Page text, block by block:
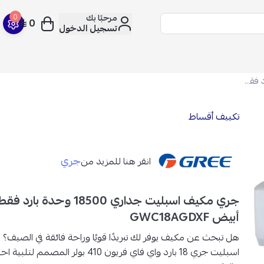
مرحبًا بك
تسجيل الدخول
0 0
جري مكيف اسبليت جداري 18500 وحدة بارد فقط واي فاي أبيض GWC18AGDXF
تكييف أقساط
انقر هنا للمزيد منجري
جري مكيف اسبليت جداري 18500
أبيض GWC18AGDXF
هل تبحث عن مكيف يوفر لك تبريدًا قويًا وراحة فائقة في الصيف؟
اسبليت جري 18 بارد واي فاي فريون 410 بولر